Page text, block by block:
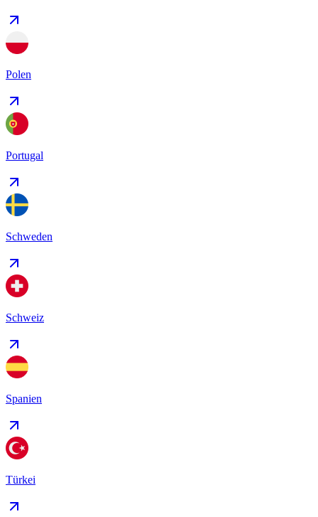
Polen
Portugal
Schweden
Schweiz
Spanien
Türkei